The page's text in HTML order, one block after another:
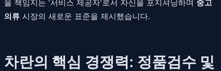
을 책임지는 '서비스 제공자'로서 자신을 포지셔닝하며 중고
의류 시장의 새로운 표준을 제시했습니다.
차란의 핵심 경쟁력: 정품검수 및